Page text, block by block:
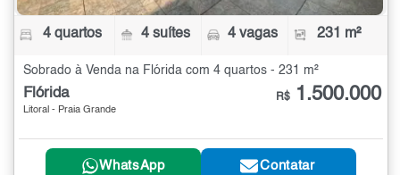
4 quartos 4 suítes 4 vagas 231 m²
Sobrado à Venda na Flórida com 4 quartos - 231 m²
Flórida
Litoral - Praia Grande
R$ 1.500.000
WhatsApp Contatar